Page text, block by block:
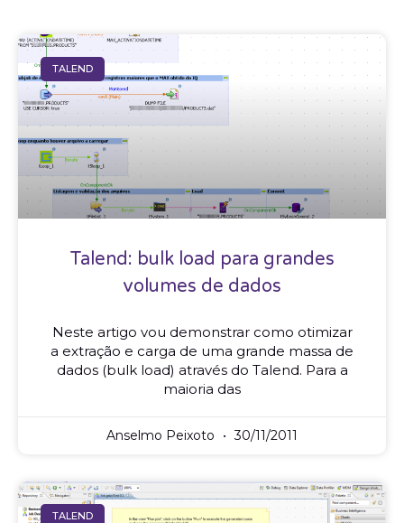
TALEND
Talend: bulk load para grandes
volumes de dados
Neste artigo vou demonstrar como otimizar
a extração e carga de uma grande massa de
dados (bulk load) através do Talend. Para a
maioria das
Anselmo Peixoto 30/11/2011
TALEND